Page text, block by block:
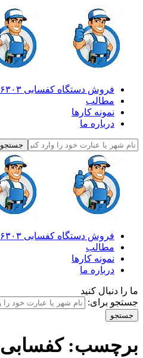
فروش دستگاه کفسابی ۰۹۱۲۱۹۸۶۳۰۳
مطالب
نمونه کارها
درباره ما
فروش دستگاه کفسابی ۰۹۱۲۱۹۸۶۳۰۳
مطالب
نمونه کارها
درباره ما
ما را دنبال کنید
جستجو برای:
برچسب: